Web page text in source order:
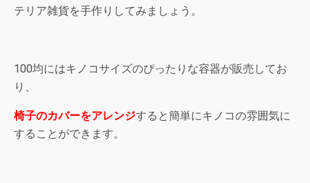
テリア雑貨を手作りしてみましょう。
100均にはキノコサイズのぴったりな容器が販売してお
り、
椅子のカバーをアレンジすると簡単にキノコの雰囲気に
することができます。